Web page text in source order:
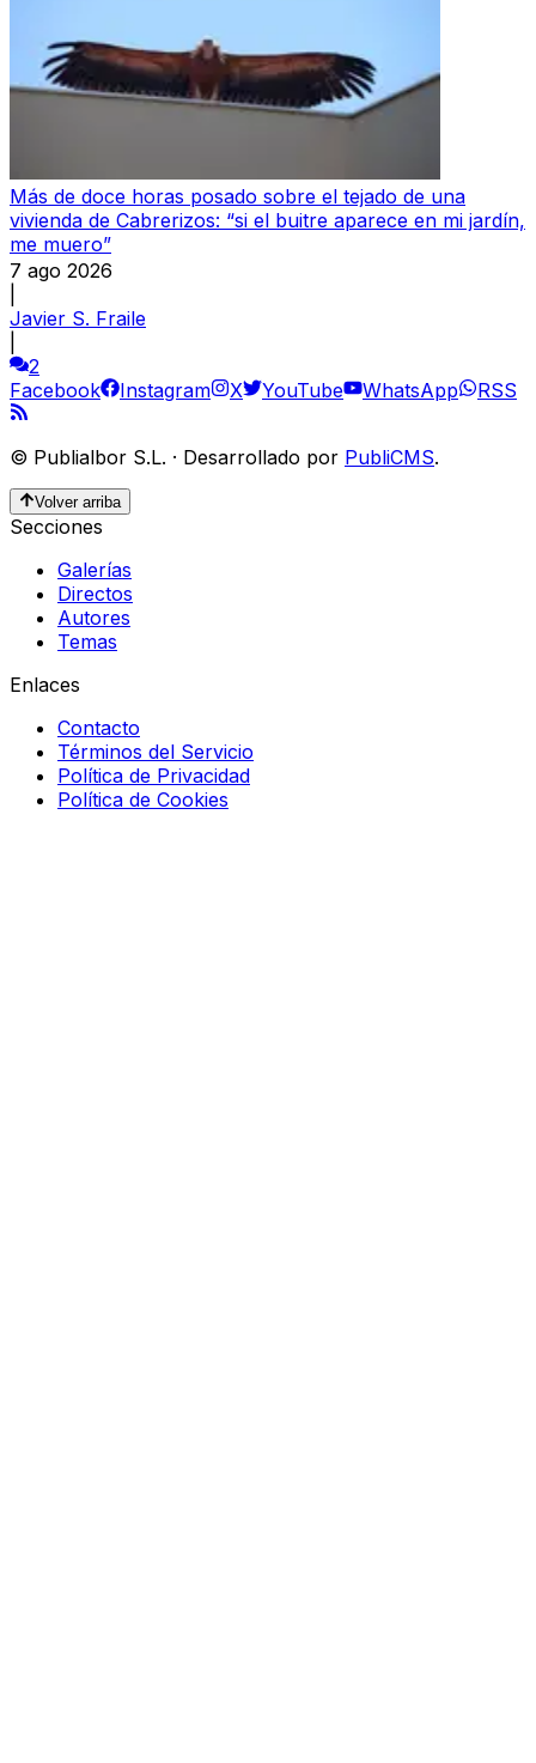
Más de doce horas posado sobre el tejado de una
vivienda de Cabrerizos: “si el buitre aparece en mi jardín,
me muero”
7 ago 2026
Javier S. Fraile
2
Facebook
Instagram X YouTube WhatsApp RSS
© Publialbor S.L. · Desarrollado por PubliCMS.
Volver arriba
Secciones
Galerías
Directos
Autores
Temas
Enlaces
Contacto
Términos del Servicio
Política de Privacidad
Política de Cookies